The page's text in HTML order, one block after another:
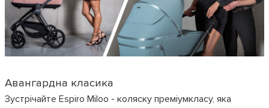
Авангардна класика
Зустрічайте Espiro Miloo - коляску преміумкласу, яка